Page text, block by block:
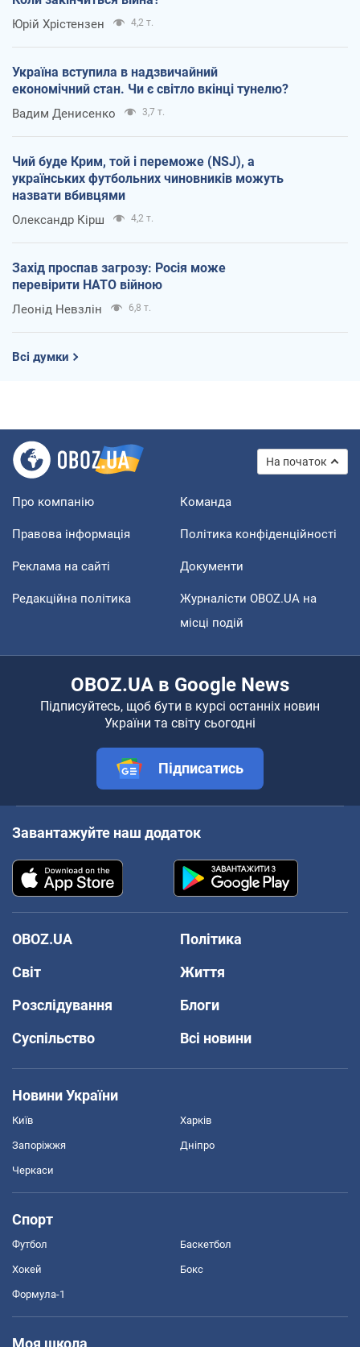
Юрій Хрістензен 4,2 т.
Україна вступила в надзвичайний
економічний стан. Чи є світло вкінці тунелю?
Вадим Денисенко 3,7 т.
Чий буде Крим, той і переможе (NSJ), а
українських футбольних чиновників можуть
назвати вбивцями
Олександр Кірш 4,2 т.
Захід проспав загрозу: Росія може
перевірити НАТО війною
Леонід Невзлін 6,8 т.
Всі думки
На початок
Про компанію Команда
Правова інформація Політика конфіденційності
Реклама на сайті Документи
Редакційна політика
Журналісти OBOZ.UA на
місці подій
OBOZ.UA в Google News
Підписуйтесь, щоб бути в курсі останніх новин
України та світу сьогодні
Підписатись
Завантажуйте наш додаток
OBOZ.UA
Політика
Світ
Життя
Розслідування
Блоги
Суспільство
Всі новини
Новини України
Київ Харків
Запоріжжя Дніпро
Черкаси
Спорт
Футбол Баскетбол
Хокей Бокс
Формула-1
Моя школа